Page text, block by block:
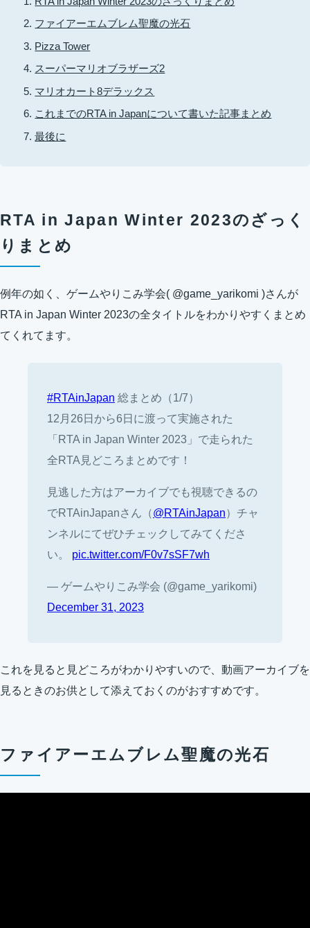
ファイアーエムブレム聖魔の光石
Pizza Tower
スーパーマリオブラザーズ2
マリオカート8デラックス
これまでのRTA in Japanについて書いた記事まとめ
最後に
RTA in Japan Winter 2023のざっく
りまとめ
例年の如く、ゲームやりこみ学会( @game_yarikomi )さんが
RTA in Japan Winter 2023の全タイトルをわかりやすくまとめ
てくれてます。
#RTAinJapan 総まとめ（1/7）
12月26日から6日に渡って実施された
「RTA in Japan Winter 2023」で走られた
全RTA見どころまとめです！
見逃した方はアーカイブでも視聴できるの
でRTAinJapanさん（@RTAinJapan）チャ
ンネルにてぜひチェックしてみてくださ
い。 pic.twitter.com/F0v7sSF7wh
— ゲームやりこみ学会 (@game_yarikomi)
December 31, 2023
これを見ると見どころがわかりやすいので、動画アーカイブを
見るときのお供として添えておくのがおすすめです。
ファイアーエムブレム聖魔の光石